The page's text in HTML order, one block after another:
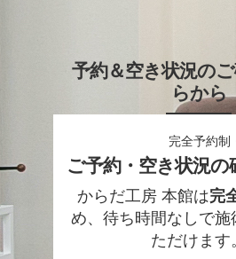
予約＆空き状況の
らから
完全予約制
ご予約・空き状況の
からだ工房 本館は完
め、待ち時間なしで
ただけます。